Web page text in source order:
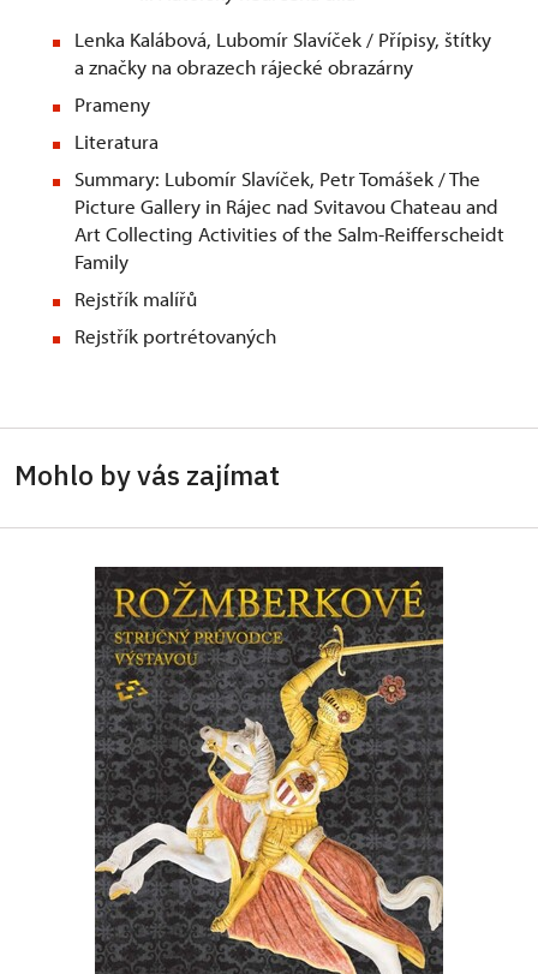
Lenka Kalábová, Lubomír Slavíček / Přípisy, štítky
a značky na obrazech rájecké obrazárny
Prameny
Literatura
Summary: Lubomír Slavíček, Petr Tomášek / The
Picture Gallery in Rájec nad Svitavou Chateau and
Art Collecting Activities of the Salm-Reifferscheidt
Family
Rejstřík malířů
Rejstřík portrétovaných
Mohlo by vás zajímat